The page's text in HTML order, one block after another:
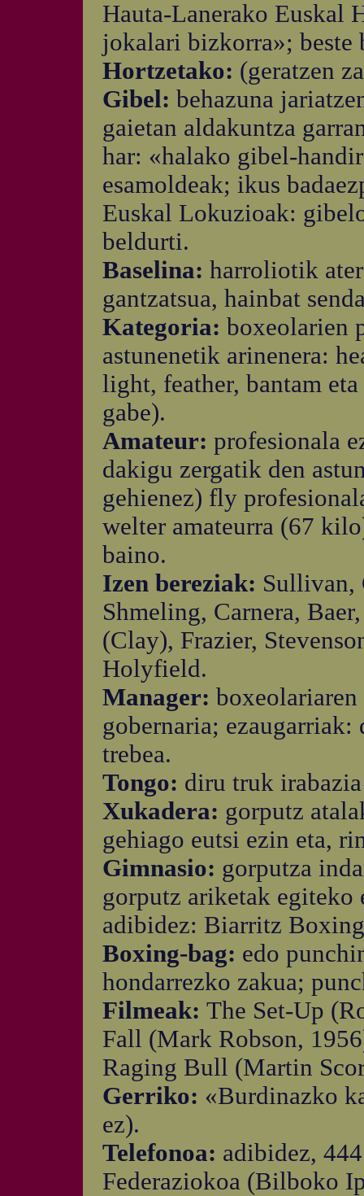
Hauta-Lanerako Euskal
jokalari bizkorra»; beste
Hortzetako: (geratzen
Gibel: behazuna
gaietan aldakuntza
har: «halako gibel-
esamoldeak; ikus
Euskal Lokuzioak:
beldurti.
Baselina: harroliotik
gantzatsua, hainbat
Kategoria: boxeolarien
astunenetik arinenera:
light, feather, bantam
gabe).
Amateur: profesionala
dakigu zergatik den
gehienez) fly
welter amateurra (67
baino.
Izen bereziak: Sullivan,
Shmeling, Carnera,
(Clay), Frazier,
Holyfield.
Manager:
gobernaria;
trebea.
Tongo: diru truk
Xukadera: gorputz
gehiago eutsi ezin eta,
Gimnasio: gorputza
gorputz ariketak egiteko
adibidez: Biarritz
Boxing-bag: edo
hondarrezko zakua;
Filmeak: The Set-Up
Fall (Mark Robson,
Raging Bull (Martin
Gerriko: «Burdinazko
ez).
Telefonoa: adibidez,
Federaziokoa (Bilboko